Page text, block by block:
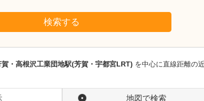
検索する
賀・高根沢工業団地駅(芳賀・宇都宮LRT) を中心に直線距離の
地図で検索
栃木県宇都宮市
渡辺歯科医院
先生が日々の診療で心がけてい
ください。